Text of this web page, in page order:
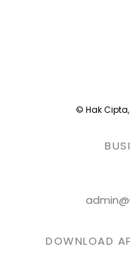
© Hak
DOWNLOAD